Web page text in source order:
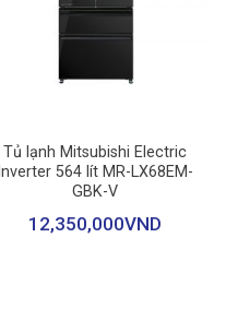
Tủ lạnh Mitsubishi Electric
Inverter 564 lít MR-LX68EM-
GBK-V
12,350,000VND